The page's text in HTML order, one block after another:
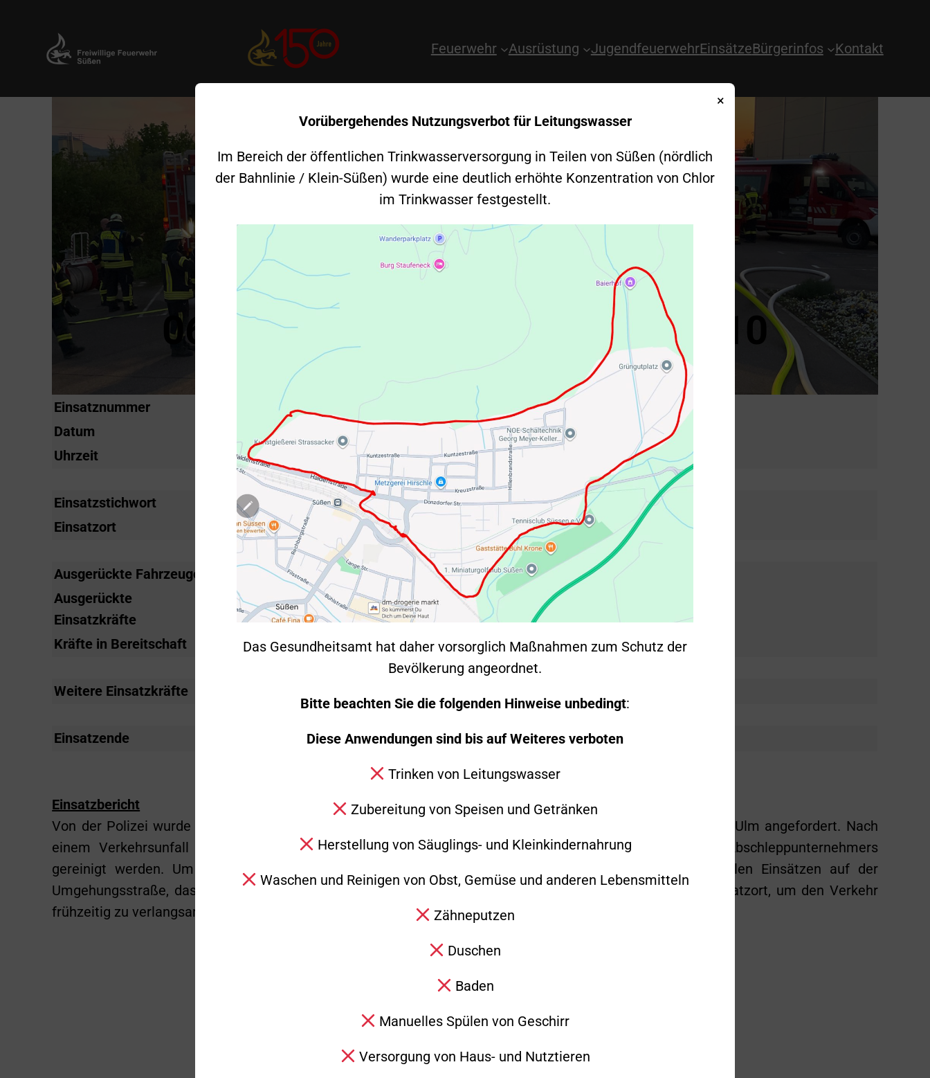
springen
Feuerwehr Ausrüstung JugendfeuerwehrEinsätzeBürgerinfos Kontakt
06.10.2017 – Hilfeleistung – B 10
Einsatznummer
Datum
Freitag, 6. Oktober 2017
Uhrzeit
16:30 Uhr
Einsatzstichwort
Ölspur Ö1
Einsatzort
B 10, Fahrtrichtung Ulm
Ausgerückte Fahrzeuge
KdoW, LF 16/20, LF 8, GW-L
Ausgerückte
Einsatzkräfte
Kräfte in Bereitschaft
Weitere Einsatzkräfte
Einsatzende
Einsatzbericht
Von der Polizei wurde die Freiwillige Feuerwehr Süßen am Freitagnachmittag auf die B 10 in Fahrtrichtung Ulm angefordert. Nach
einem Verkehrsunfall kurz vor der Ausfahrt Süßen-Ost, musste die Fahrbahn vom Ölbindemittel des Abschleppunternehmers
gereinigt werden. Um die Sicherheit der Kräfte an der Einsatzstelle sicherzustellen, rückte, wie bei allen Einsätzen auf der
Umgehungsstraße, das LF 8 mit aus und positionierte sich einige hundert Meter vor dem eigentlichen Einsatzort, um den Verkehr
frühzeitig zu verlangsamen.
Alle Beiträge anzeigen
×
Vorübergehendes Nutzungsverbot für Leitungswasser
Im Bereich der öffentlichen Trinkwasserversorgung in Teilen von Süßen (nördlich
der Bahnlinie / Klein-Süßen) wurde eine deutlich erhöhte Konzentration von Chlor
im Trinkwasser festgestellt.
Das Gesundheitsamt hat daher vorsorglich Maßnahmen zum Schutz der
Bevölkerung angeordnet.
Bitte beachten Sie die folgenden Hinweise unbedingt:
Diese Anwendungen sind bis auf Weiteres verboten
Trinken von Leitungswasser
Zubereitung von Speisen und Getränken
Herstellung von Säuglings- und Kleinkindernahrung
Waschen und Reinigen von Obst, Gemüse und anderen Lebensmitteln
Zähneputzen
Duschen
Baden
Manuelles Spülen von Geschirr
Versorgung von Haus- und Nutztieren